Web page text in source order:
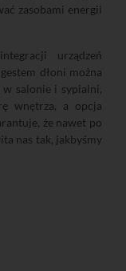
zasobami energii
urządzeń
dłoni można
salonie i sypialni,
wnętrza, a opcja
że nawet po
nas tak, jakbyśmy